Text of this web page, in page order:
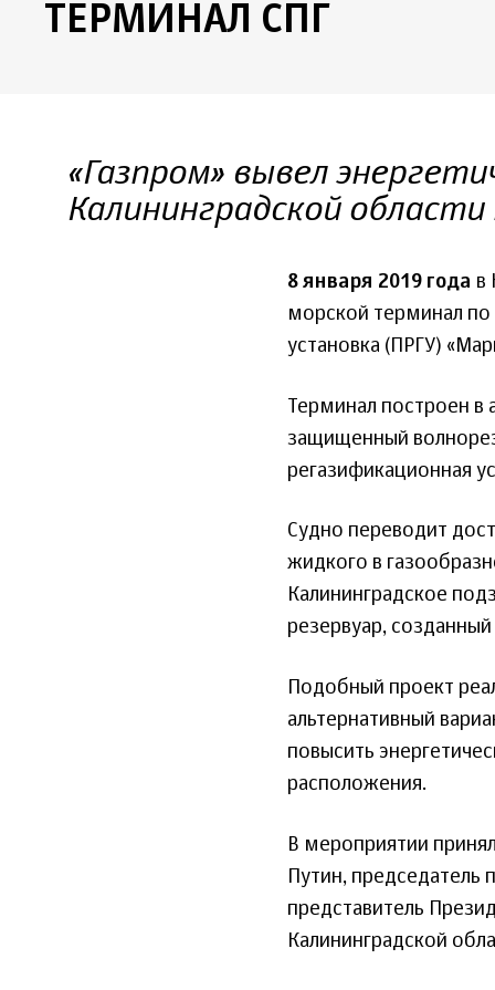
ТЕРМИНАЛ СПГ
«Газпром» вывел
Калининградской
8 января 2019 года в
морской терминал по
установка (ПРГУ)
Терминал построен
защищенный
регазификационная
Судно переводит
жидкого в
Калининградское
резервуар,
Подобный проект
альтернативный
повысить
расположения.
В мероприятии
Путин,
представитель
Калининградской